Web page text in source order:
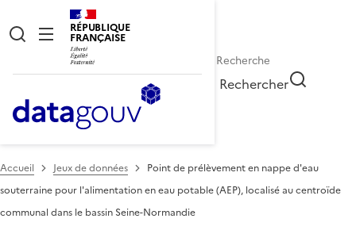
RÉPUBLIQUE
FRANÇAISE
Rechercher
Accueil Jeux de données
Point de prélèvement en nappe d'eau
souterraine pour l'alimentation en eau potable (AEP), localisé au centroïde
communal dans le bassin Seine-Normandie